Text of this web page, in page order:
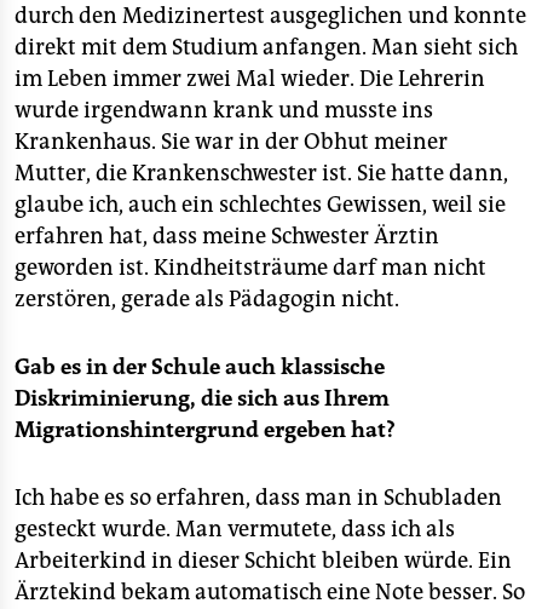
durch den Medizinertest ausgeglichen und konnte
direkt mit dem Studium anfangen. Man sieht sich
im Leben immer zwei Mal wieder. Die Lehrerin
wurde irgendwann krank und musste ins
Krankenhaus. Sie war in der Obhut meiner
Mutter, die Krankenschwester ist. Sie hatte dann,
glaube ich, auch ein schlechtes Gewissen, weil sie
erfahren hat, dass meine Schwester Ärztin
geworden ist. Kindheitsträume darf man nicht
zerstören, gerade als Pädagogin nicht.
Gab es in der Schule auch klassische
Diskriminierung, die sich aus Ihrem
Migrationshintergrund ergeben hat?
Ich habe es so erfahren, dass man in Schubladen
gesteckt wurde. Man vermutete, dass ich als
Arbeiterkind in dieser Schicht bleiben würde. Ein
Ärztekind bekam automatisch eine Note besser. So